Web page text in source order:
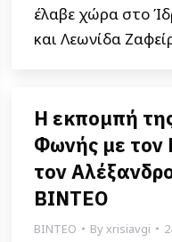
έλαβε χώρα στο
και Λεωνίδα
Η εκπομπή
Φωνής με τον
τον
ΒΙΝΤΕΟ
ΒΙΝΤΕΟ Byxrisiavgi